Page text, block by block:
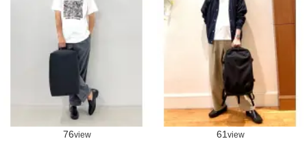
76view 61 view